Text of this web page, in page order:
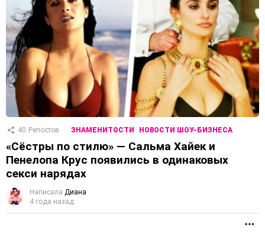
40 Репостов ЗНАМЕНИТОСТИ НОВОСТИ ШОУ-БИЗНЕСА
«Сёстры по стилю» — Сальма Хайек и
Пенелопа Крус появились в одинаковых
секси нарядах
Написала Диана
4 года назад